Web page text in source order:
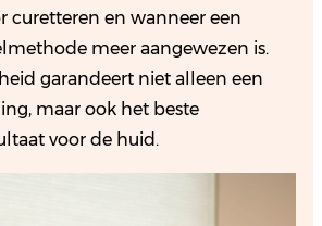
curetteren en wanneer een
meer aangewezen is.
garandeert niet alleen een
maar ook het beste
voor de huid.